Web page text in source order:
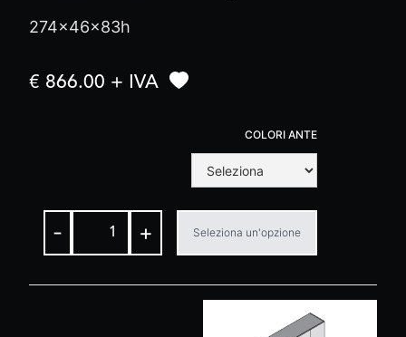
274x46x83h
€ 866.00 + IVA
COLORI ANTE
- + Seleziona un'opzione